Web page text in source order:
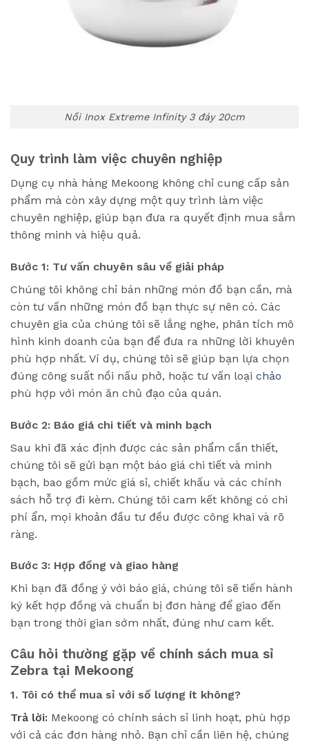
Nồi Inox Extreme Infinity 3 đáy 20cm
Quy trình làm việc chuyên nghiệp
Dụng cụ nhà hàng Mekoong không chỉ cung cấp sản
phẩm mà còn xây dựng một quy trình làm việc
chuyên nghiệp, giúp bạn đưa ra quyết định mua sắm
thông minh và hiệu quả.
Bước 1: Tư vấn chuyên sâu về giải pháp
Chúng tôi không chỉ bán những món đồ bạn cần, mà
còn tư vấn những món đồ bạn thực sự nên có. Các
chuyên gia của chúng tôi sẽ lắng nghe, phân tích mô
hình kinh doanh của bạn để đưa ra những lời khuyên
phù hợp nhất. Ví dụ, chúng tôi sẽ giúp bạn lựa chọn
đúng công suất nồi nấu phở, hoặc tư vấn loại chảo
phù hợp với món ăn chủ đạo của quán.
Bước 2: Báo giá chi tiết và minh bạch
Sau khi đã xác định được các sản phẩm cần thiết,
chúng tôi sẽ gửi bạn một báo giá chi tiết và minh
bạch, bao gồm mức giá sỉ, chiết khấu và các chính
sách hỗ trợ đi kèm. Chúng tôi cam kết không có chi
phí ẩn, mọi khoản đầu tư đều được công khai và rõ
ràng.
Bước 3: Hợp đồng và giao hàng
Khi bạn đã đồng ý với báo giá, chúng tôi sẽ tiến hành
ký kết hợp đồng và chuẩn bị đơn hàng để giao đến
bạn trong thời gian sớm nhất, đúng như cam kết.
Câu hỏi thường gặp về chính sách mua sỉ
Zebra tại Mekoong
1. Tôi có thể mua sỉ với số lượng ít không?
Trả lời: Mekoong có chính sách sỉ linh hoạt, phù hợp
với cả các đơn hàng nhỏ. Bạn chỉ cần liên hệ, chúng